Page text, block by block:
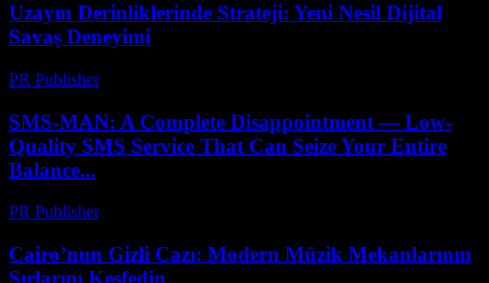
Uzayın Derinliklerinde Strateji: Yeni Nesil Dijital
Savaş Deneyimi
PR Publisher-
SMS-MAN: A Complete Disappointment — Low-
Quality SMS Service That Can Seize Your Entire
Balance...
PR Publisher-
Cairo’nun Gizli Cazı: Modern Müzik Mekanlarının
Sırlarını Keşfedin